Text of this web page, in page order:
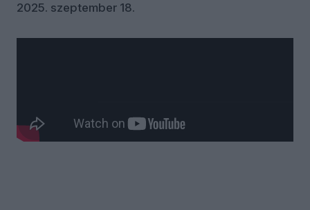
2025. szeptember 18.
Bejelentkezés